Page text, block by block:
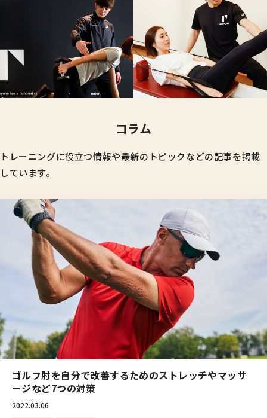
コラム
トレーニングに役立つ情報や最新のトピックなどの記事を掲載
しています。
ゴルフ肘を自分で改善するためのストレッチやマッサ
ージなど7つの対策
2022.03.06